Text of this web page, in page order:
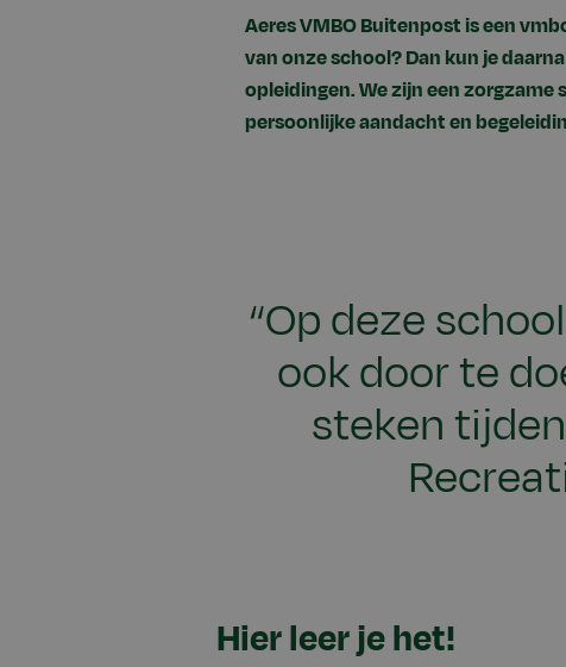
Aeres VMBO Buitenpost is een
van onze school? Dan kun je
opleidingen. We zijn een zorgzame
persoonlijke aandacht en
“Op deze
ook door te
steken
Hier leer je het!